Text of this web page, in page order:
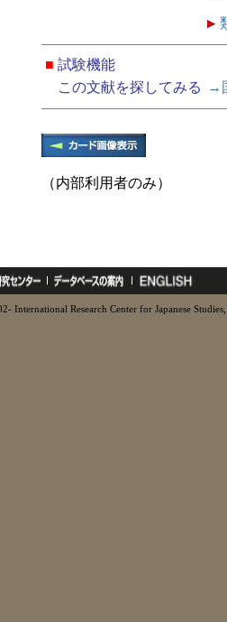
■ 試験機能
この文献を探してみる
→
（内部利用者のみ）
International Research Center for Japanese